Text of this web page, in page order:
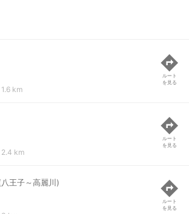
km
ルート
を見る
2.4 km
ルート
を見る
王子～高麗川)
ルート
を見る